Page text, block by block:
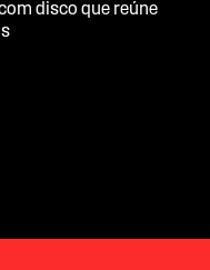
disco que reúne